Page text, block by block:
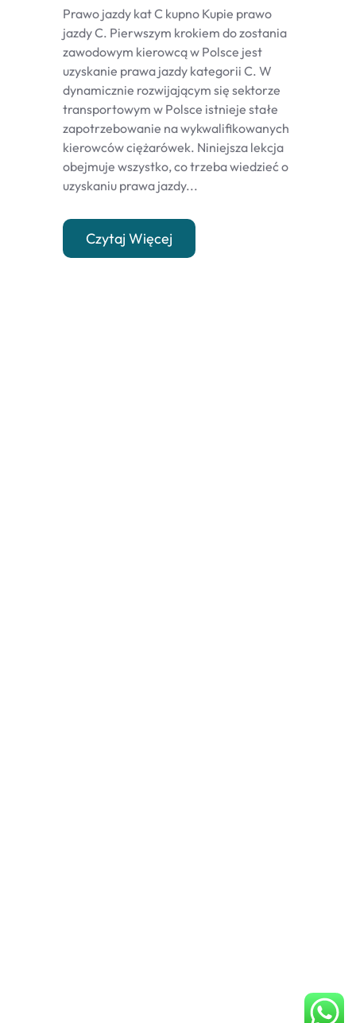
Prawo jazdy kat C kupno Kupie prawo
jazdy C. Pierwszym krokiem do zostania
zawodowym kierowcą w Polsce jest
uzyskanie prawa jazdy kategorii C. W
dynamicznie rozwijającym się sektorze
transportowym w Polsce istnieje stałe
zapotrzebowanie na wykwalifikowanych
kierowców ciężarówek. Niniejsza lekcja
obejmuje wszystko, co trzeba wiedzieć o
uzyskaniu prawa jazdy...
Czytaj Więcej